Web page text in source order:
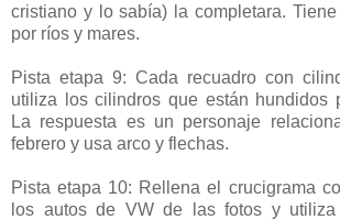
cristiano y lo sabía) la completara.
por ríos y mares.
Pista etapa 9: Cada recuadro con
utiliza los cilindros que están hundidos
La respuesta es un personaje
febrero y usa arco y flechas.
Pista etapa 10: Rellena el crucigrama
los autos de VW de las fotos y